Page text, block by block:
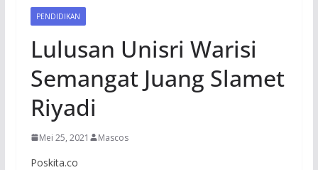
PENDIDIKAN
Lulusan Unisri Warisi
Semangat Juang Slamet
Riyadi
Mei 25, 2021 Mascos
Poskita.co